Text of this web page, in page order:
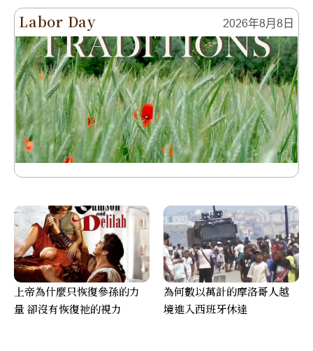
Labor Day 2026年8月8日
上帝為什麼只恢復參孫的力
量 卻沒有恢復祂的視力
為何數以萬計的摩洛哥人越
境進入西班牙休達